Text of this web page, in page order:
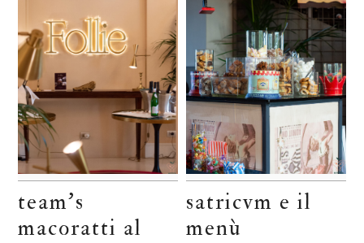
team’s
macoratti al
satricvm e il
menù